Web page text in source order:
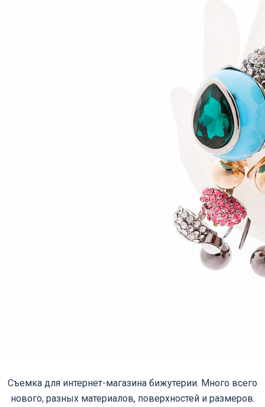
Съемка для интернет-магазина бижутерии. Много всего
нового, разных материалов, поверхностей и размеров.